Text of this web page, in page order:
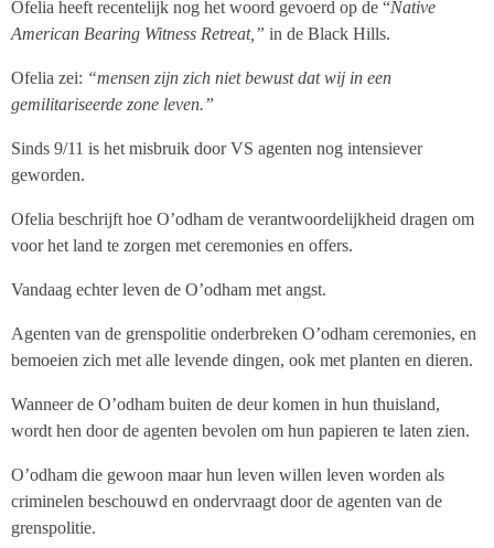
Ofelia heeft recentelijk nog het woord gevoerd op de “Native
American Bearing Witness Retreat,” in de Black Hills.
Ofelia zei: “mensen zijn zich niet bewust dat wij in een
gemilitariseerde zone leven.”
Sinds 9/11 is het misbruik door VS agenten nog intensiever
geworden.
Ofelia beschrijft hoe O’odham de verantwoordelijkheid dragen om
voor het land te zorgen met ceremonies en offers.
Vandaag echter leven de O’odham met angst.
Agenten van de grenspolitie onderbreken O’odham ceremonies, en
bemoeien zich met alle levende dingen, ook met planten en dieren.
Wanneer de O’odham buiten de deur komen in hun thuisland,
wordt hen door de agenten bevolen om hun papieren te laten zien.
O’odham die gewoon maar hun leven willen leven worden als
criminelen beschouwd en ondervraagt door de agenten van de
grenspolitie.